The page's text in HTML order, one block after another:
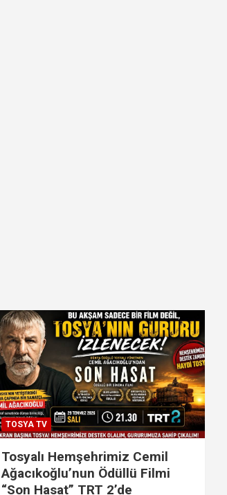
TOSYA TV
Tosyalı Hemşehrimiz Cemil
Ağacıkoğlu’nun Ödüllü Filmi
“Son Hasat” TRT 2’de